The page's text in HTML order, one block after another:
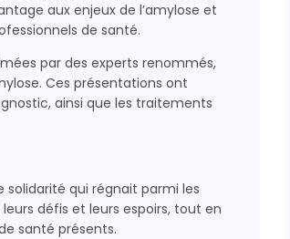
aux enjeux de l’amylose et
de santé.
par des experts renommés,
Ces présentations ont
ainsi que les traitements
solidarité qui régnait parmi les
défis et leurs espoirs, tout en
santé présents.